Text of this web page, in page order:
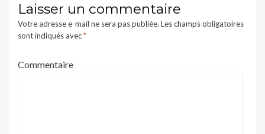
Laisser un commentaire
Votre adresse e-mail ne sera pas publiée. Les champs obligatoires
sont indiqués avec*
Commentaire